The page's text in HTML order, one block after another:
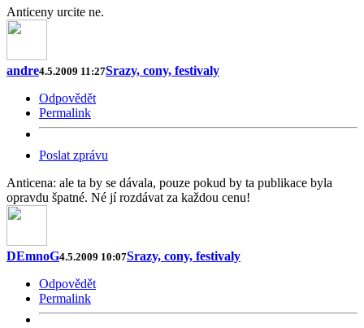
Anticeny urcite ne.
andre4.5.2009 11:27Srazy, cony, festivaly
Odpovědět
Permalink
Poslat zprávu
Anticena: ale ta by se dávala, pouze pokud by ta publikace byla
opravdu špatné. Né jí rozdávat za každou cenu!
DEmnoG4.5.2009 10:07Srazy, cony, festivaly
Odpovědět
Permalink